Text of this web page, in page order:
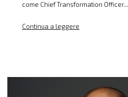
come Chief Transformation Officer...
Continua a leggere